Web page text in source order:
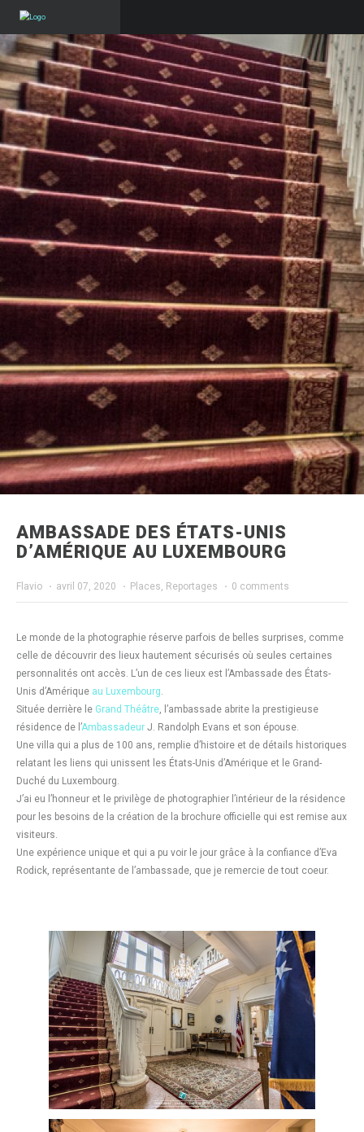
AMBASSADE DES ÉTATS-UNIS
D’AMÉRIQUE AU LUXEMBOURG
Flavio · avril 07, 2020 · Places, Reportages · 0 comments
Le monde de la photographie réserve parfois de belles surprises, comme
celle de découvrir des lieux hautement sécurisés où seules certaines
personnalités ont accès. L’un de ces lieux est l’Ambassade des États-
Unis d’Amérique au Luxembourg.
Située derrière le Grand Théâtre, l’ambassade abrite la prestigieuse
résidence de l’Ambassadeur J. Randolph Evans et son épouse.
Une villa qui a plus de 100 ans, remplie d’histoire et de détails historiques
relatant les liens qui unissent les États-Unis d’Amérique et le Grand-
Duché du Luxembourg.
J’ai eu l’honneur et le privilège de photographier l’intérieur de la résidence
pour les besoins de la création de la brochure officielle qui est remise aux
visiteurs.
Une expérience unique et qui a pu voir le jour grâce à la confiance d’Eva
Rodick, représentante de l’ambassade, que je remercie de tout coeur.